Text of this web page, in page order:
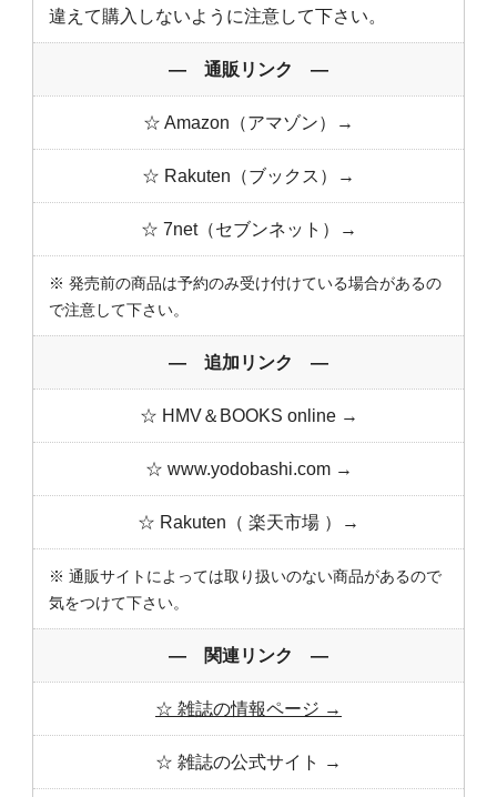
違えて購入しないように注意して下さい。
― 通販リンク ―
☆ Amazon（アマゾン）→
☆ Rakuten（ブックス）→
☆ 7net（セブンネット）→
※ 発売前の商品は予約のみ受け付けている場合があるの
で注意して下さい。
― 追加リンク ―
☆ HMV＆BOOKS online →
☆ www.yodobashi.com →
☆ Rakuten（ 楽天市場 ）→
※ 通販サイトによっては取り扱いのない商品があるので
気をつけて下さい。
― 関連リンク ―
☆ 雑誌の情報ページ →
☆ 雑誌の公式サイト →